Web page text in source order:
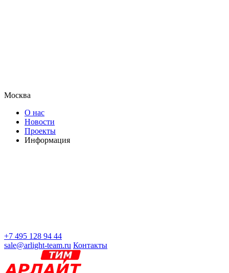
Москва
О нас
Новости
Проекты
Информация
+7 495 128 94 44
sale@arlight-team.ru Контакты